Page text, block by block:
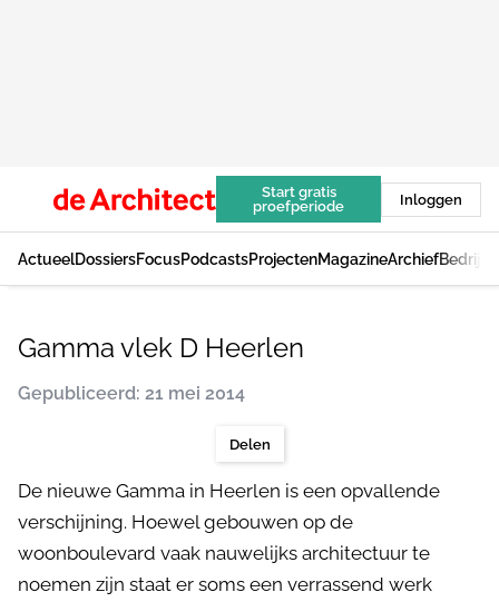
Start gratis
proefperiode
Inloggen
ActueelDossiersFocusPodcastsProjectenMagazineArchief
Gamma vlek D Heerlen
Gepubliceerd: 21 mei 2014
Delen
De nieuwe Gamma in Heerlen is een opvallende
verschijning. Hoewel gebouwen op de
woonboulevard vaak nauwelijks architectuur te
noemen zijn staat er soms een verrassend werk